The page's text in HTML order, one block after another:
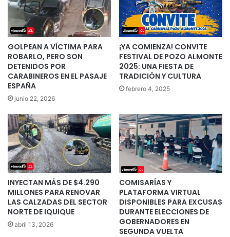
GOLPEAN A VÍCTIMA PARA
ROBARLO, PERO SON
DETENIDOS POR
CARABINEROS EN EL PASAJE
ESPAÑA
junio 22, 2026
¡YA COMIENZA! CONVITE
FESTIVAL DE POZO ALMONTE
2025: UNA FIESTA DE
TRADICIÓN Y CULTURA
febrero 4, 2025
INYECTAN MÁS DE $4.290
MILLONES PARA RENOVAR
LAS CALZADAS DEL SECTOR
NORTE DE IQUIQUE
abril 13, 2026
COMISARÍAS Y
PLATAFORMA VIRTUAL
DISPONIBLES PARA EXCUSAS
DURANTE ELECCIONES DE
GOBERNADORES EN
SEGUNDA VUELTA